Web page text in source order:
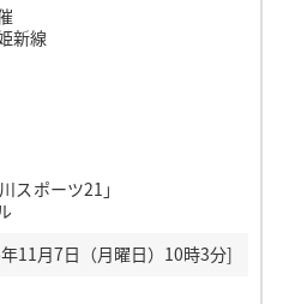
線
ポーツ21」
11月7日（月曜日）10時3分]